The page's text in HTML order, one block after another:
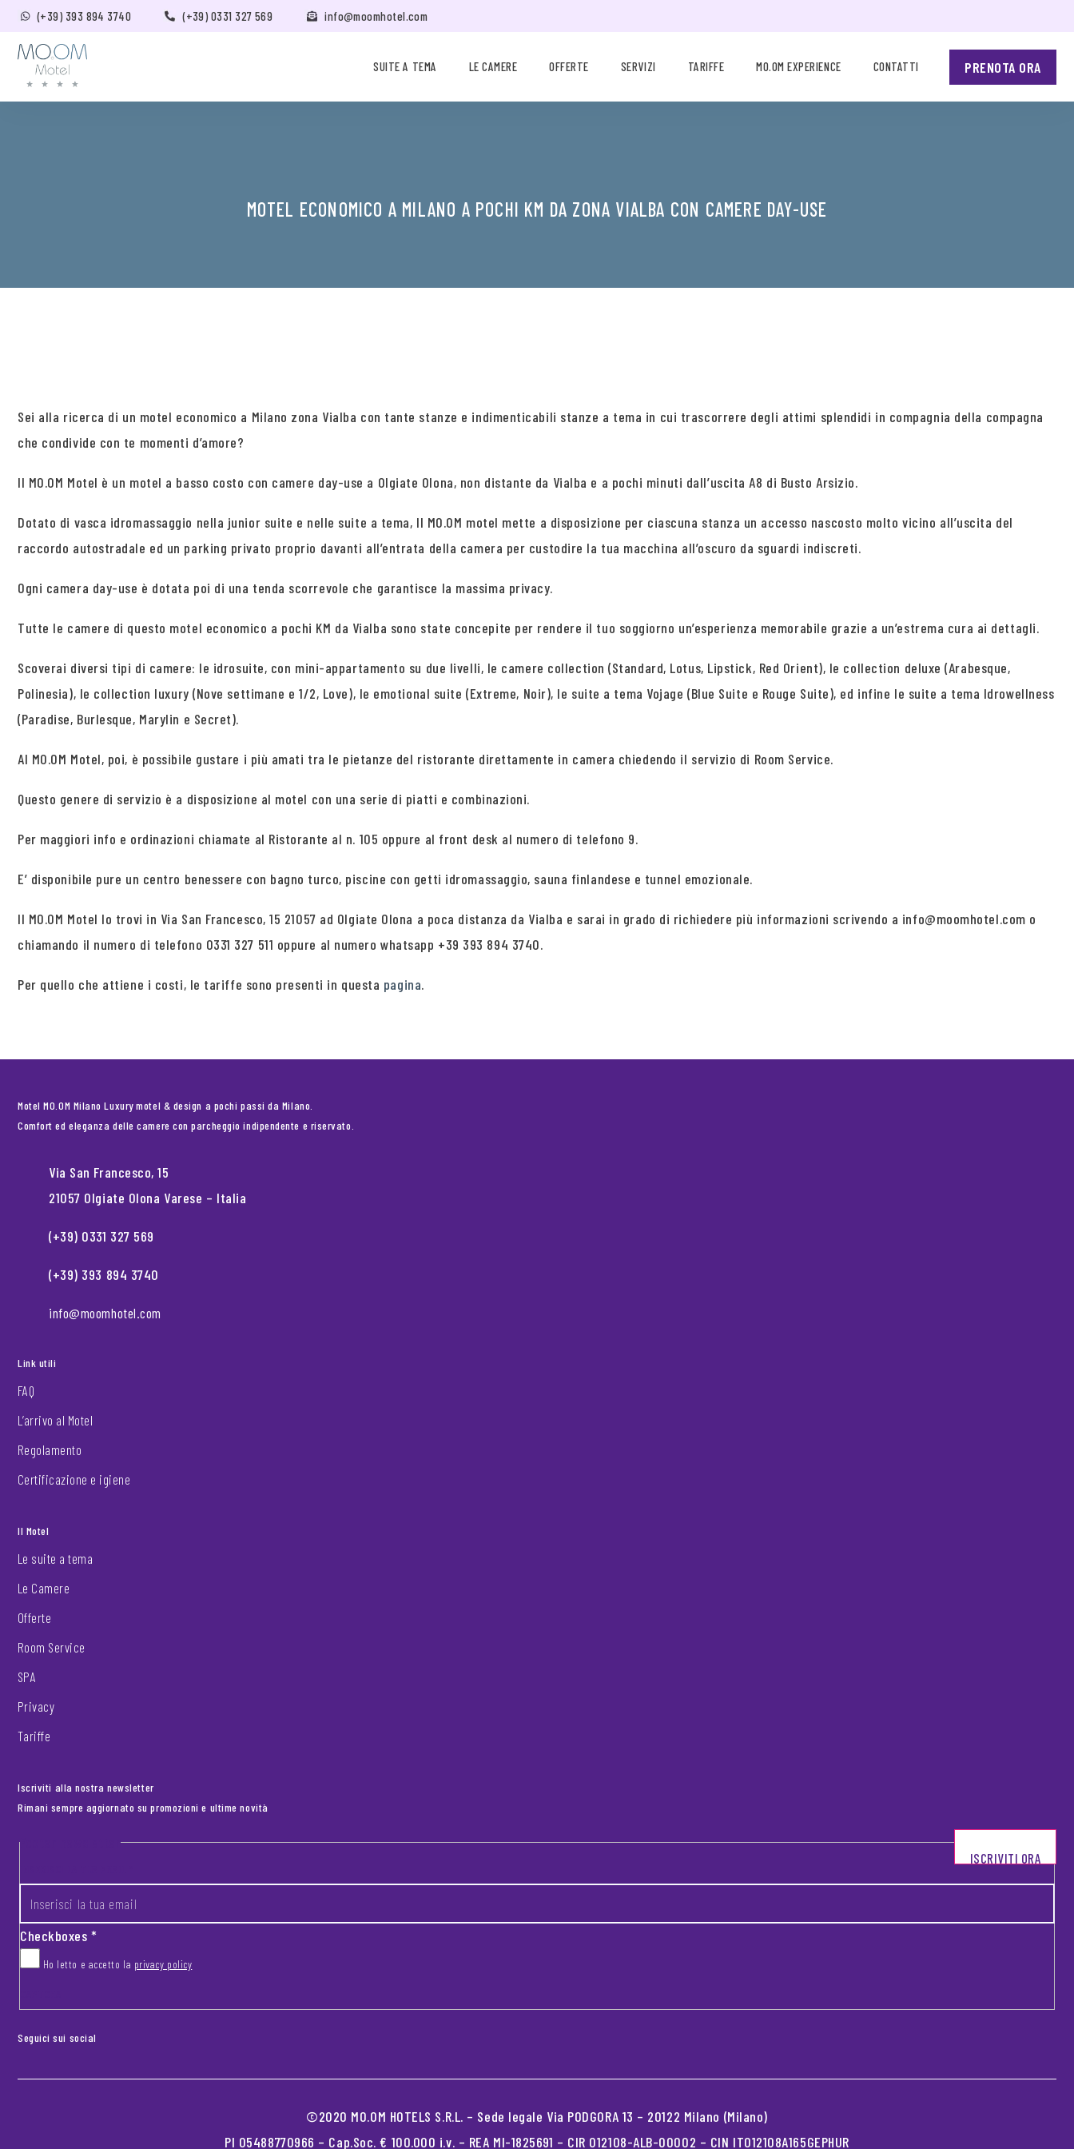
(+39) 393 894 3740 (+39) 0331 327 569 info@moomhotel.com
SUITE A TEMA LE CAMERE OFFERTE SERVIZI TARIFFE MO.OM EXPERIENCE CONTATTI PRENOTA ORA
MOTEL ECONOMICO A MILANO A POCHI KM DA ZONA VIALBA CON CAMERE DAY-USE
Sei alla ricerca di un motel economico a Milano zona Vialba con tante stanze e indimenticabili stanze a tema in cui trascorrere degli attimi splendidi in compagnia della compagna
che condivide con te momenti d’amore?
Il MO.OM Motel è un motel a basso costo con camere day-use a Olgiate Olona, non distante da Vialba e a pochi minuti dall’uscita A8 di Busto Arsizio.
Dotato di vasca idromassaggio nella junior suite e nelle suite a tema, Il MO.OM motel mette a disposizione per ciascuna stanza un accesso nascosto molto vicino all’uscita del
raccordo autostradale ed un parking privato proprio davanti all’entrata della camera per custodire la tua macchina all’oscuro da sguardi indiscreti.
Ogni camera day-use è dotata poi di una tenda scorrevole che garantisce la massima privacy.
Tutte le camere di questo motel economico a pochi KM da Vialba sono state concepite per rendere il tuo soggiorno un’esperienza memorabile grazie a un’estrema cura ai dettagli.
Scoverai diversi tipi di camere: le idrosuite, con mini-appartamento su due livelli, le camere collection (Standard, Lotus, Lipstick, Red Orient), le collection deluxe (Arabesque,
Polinesia), le collection luxury (Nove settimane e 1/2, Love), le emotional suite (Extreme, Noir), le suite a tema Vojage (Blue Suite e Rouge Suite), ed infine le suite a tema Idrowellness
(Paradise, Burlesque, Marylin e Secret).
Al MO.OM Motel, poi, è possibile gustare i più amati tra le pietanze del ristorante direttamente in camera chiedendo il servizio di Room Service.
Questo genere di servizio è a disposizione al motel con una serie di piatti e combinazioni.
Per maggiori info e ordinazioni chiamate al Ristorante al n. 105 oppure al front desk al numero di telefono 9.
E’ disponibile pure un centro benessere con bagno turco, piscine con getti idromassaggio, sauna finlandese e tunnel emozionale.
Il MO.OM Motel lo trovi in Via San Francesco, 15 21057 ad Olgiate Olona a poca distanza da Vialba e sarai in grado di richiedere più informazioni scrivendo a info@moomhotel.com o
chiamando il numero di telefono 0331 327 511 oppure al numero whatsapp +39 393 894 3740.
Per quello che attiene i costi, le tariffe sono presenti in questa pagina.
Motel MO.OM Milano Luxury motel & design a pochi passi da Milano.
Comfort ed eleganza delle camere con parcheggio indipendente e riservato.
Via San Francesco, 15
21057 Olgiate Olona Varese – Italia
(+39) 0331 327 569
(+39) 393 894 3740
info@moomhotel.com
Link utili
FAQ
L’arrivo al Motel
Regolamento
Certificazione e igiene
Il Motel
Le suite a tema
Le Camere
Offerte
Room Service
SPA
Privacy
Tariffe
Iscriviti alla nostra newsletter
Rimani sempre aggiornato su promozioni e ultime novità
Footer newsletter
Checkboxes*
Ho letto e accetto la privacy policy
ISCRIVITI ORA
Seguici sui social
©2020 MO.OM HOTELS S.R.L. – Sede legale Via PODGORA 13 – 20122 Milano (Milano)
PI 05488770966 – Cap.Soc. € 100.000 i.v. – REA MI-1825691 – CIR 012108-ALB-00002 – CIN IT012108A165GEPHUR